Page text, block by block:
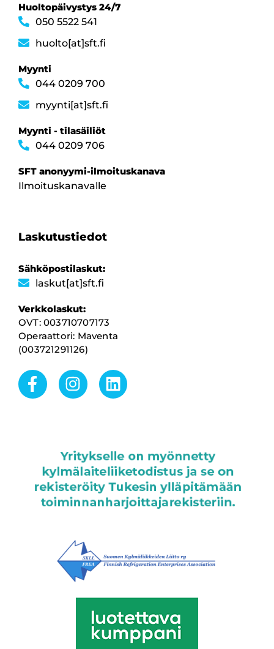
Huoltopäivystys 24/7
050 5522 541
huolto[at]sft.fi
Myynti
044 0209 700
myynti[at]sft.fi
Myynti - tilasäiliöt
044 0209 706
SFT anonyymi-ilmoituskanava
Ilmoituskanavalle
Laskutustiedot
Sähköpostilaskut:
laskut[at]sft.fi
Verkkolaskut:
OVT: 003710707173
Operaattori: Maventa
(003721291126)